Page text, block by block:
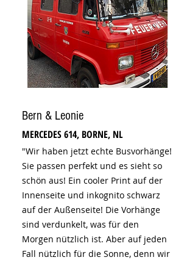
Bern & Leonie
MERCEDES 614, BORNE, NL
"Wir haben jetzt echte Busvorhänge!
Sie passen perfekt und es sieht so
schön aus! Ein cooler Print auf der
Innenseite und inkognito schwarz
auf der Außenseite! Die Vorhänge
sind verdunkelt, was für den
Morgen nützlich ist. Aber auf jeden
Fall nützlich für die Sonne, denn wir